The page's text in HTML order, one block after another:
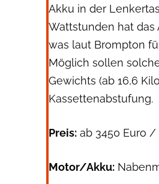
Akku in der
Wattstunden hat das
was laut Brompton
Möglich sollen
Gewichts (ab 16,6
Kassettenabstufung.
Preis: ab 3450 Euro /
Motor/Akku: